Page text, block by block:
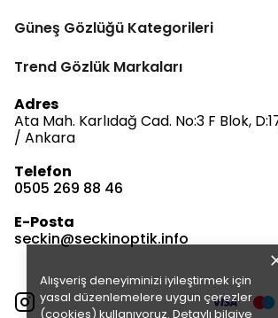
Alışveriş deneyiminizi iyileştirmek için
yasal düzenlemelere uygun çerezler
(cookies) kullanıyoruz. Detaylı bilgiye
Güneş Gözlüğü Kategorileri
Trend Gözlük Markaları
Adres
Ata Mah. Karlıdağ Cad. No:3 F Blok,
/ Ankara
Telefon
0505 269 88 46
E-Posta
seckin@seckinoptik.info
Çevrimdışı
E-posta Gönder